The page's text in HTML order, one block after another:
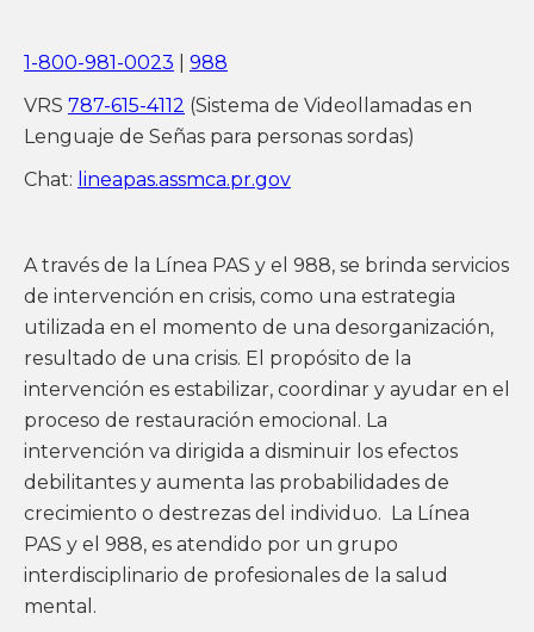
1-800-981-0023
988
VRS 787-615-4112 (Sistema de Videollamadas en
Lenguaje de Señas para personas sordas)
Chat: lineapas.assmca.pr.gov
A través de la Línea PAS y el 988, se brinda servicios
de intervención en crisis, como una estrategia
utilizada en el momento de una desorganización,
resultado de una crisis. El propósito de la
intervención es estabilizar, coordinar y ayudar en el
proceso de restauración emocional. La
intervención va dirigida a disminuir los efectos
debilitantes y aumenta las probabilidades de
crecimiento o destrezas del individuo. La Línea
PAS y el 988, es atendido por un grupo
interdisciplinario de profesionales de la salud
mental.